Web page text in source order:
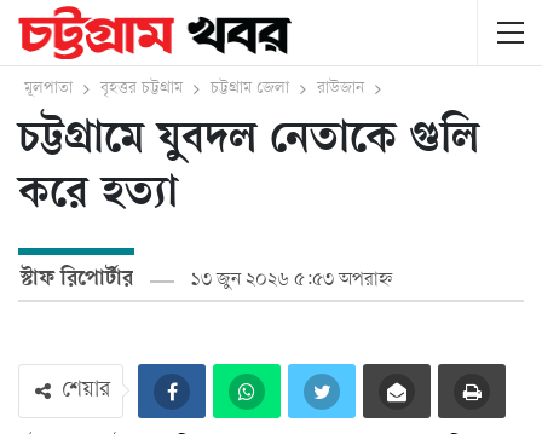
মূলপাতা বৃহত্তর চট্টগ্রাম চট্টগ্রাম জেলা রাউজান
চট্টগ্রামে যুবদল নেতাকে গুলি
করে হত্যা
স্টাফ রিপোর্টার ১৩ জুন ২০২৬ ৫:৫৩ অপরাহ্ন
শেয়ার